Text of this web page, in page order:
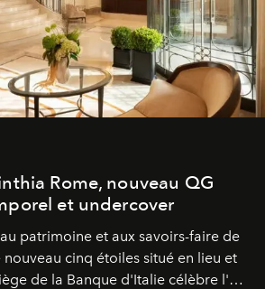
Rome, nouveau QG
et undercover
patrimoine et aux savoirs-faire de
nouveau cinq étoiles situé en lieu et
de la Banque d'Italie célèbre l'art